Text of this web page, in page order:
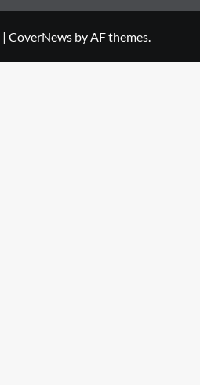
| CoverNews by AF themes.